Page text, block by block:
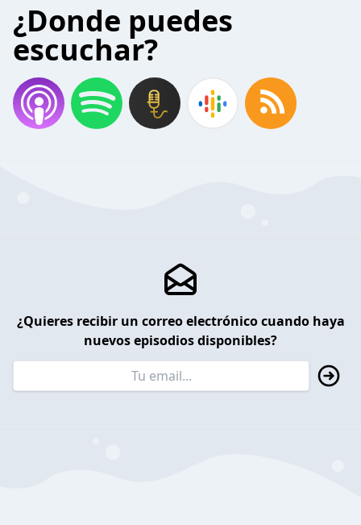
¿Donde puedes
escuchar?
¿Quieres recibir un correo electrónico cuando haya
nuevos episodios disponibles?